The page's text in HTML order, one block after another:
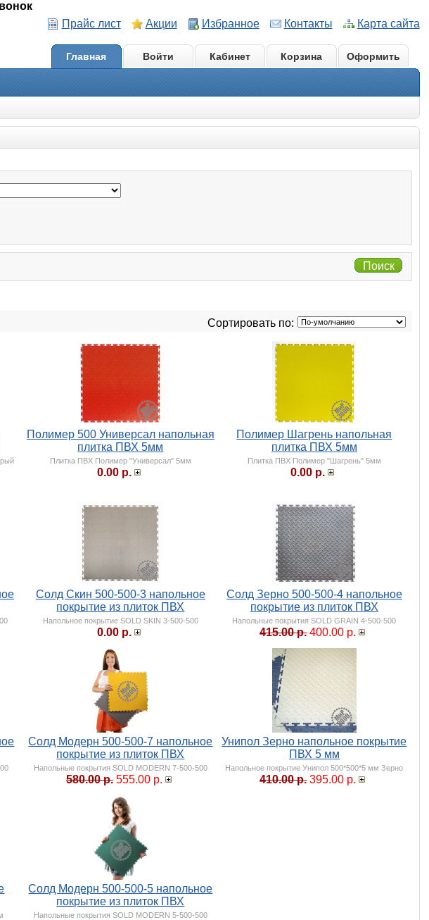
Прайс лист
Акции Избранное Контакты Карта сайта
Главная Войти Кабинет Корзина Оформить
Поиск
Сортировать по:
Полимер 500 Универсал напольная
плитка ПВХ 5мм
Плитка ПВХ Полимер "Универсал" 5мм
0.00 р.
Полимер Шагрень напольная
плитка ПВХ 5мм
Плитка ПВХ Полимер "Шагрень" 5мм
0.00 р.
Солд Скин 500-500-3 напольное
покрытие из плиток ПВХ
Напольное покрытие SOLD SKIN 3-500-500
0.00 р.
Солд Зерно 500-500-4 напольное
покрытие из плиток ПВХ
Напольные покрытия SOLD GRAIN 4-500-500
415.00 р. 400.00 р.
Солд Модерн 500-500-7 напольное
покрытие из плиток ПВХ
Напольные покрытия SOLD MODERN 7-500-500
580.00 р. 555.00 р.
Унипол Зерно напольное покрытие
ПВХ 5 мм
Напольное покрытие Унипол 500*500*5 мм Зерно
410.00 р. 395.00 р.
Солд Модерн 500-500-5 напольное
покрытие из плиток ПВХ
Напольные покрытия SOLD MODERN 5-500-500